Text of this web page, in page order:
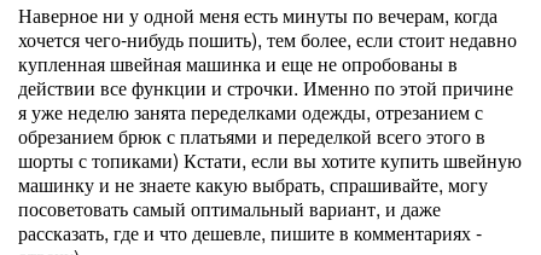
Наверное ни у одной меня есть минуты по вечерам, когда
хочется чего-нибудь пошить), тем более, если стоит недавно
купленная швейная машинка и еще не опробованы в
действии все функции и строчки. Именно по этой причине
я уже неделю занята переделками одежды, отрезанием с
обрезанием брюк с платьями и переделкой всего этого в
шорты с топиками) Кстати, если вы хотите купить швейную
машинку и не знаете какую выбрать, спрашивайте, могу
посоветовать самый оптимальный вариант, и даже
рассказать, где и что дешевле, пишите в комментариях -